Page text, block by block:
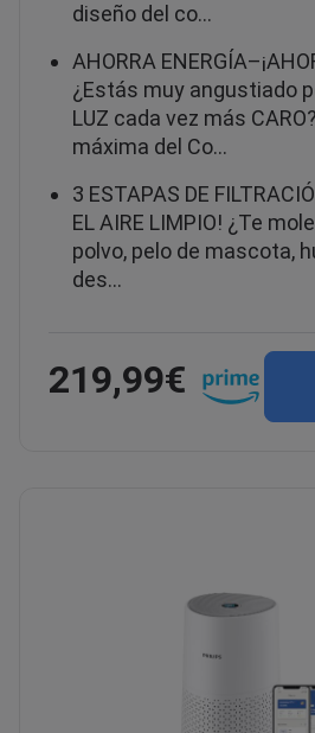
diseño del co…
AHORRA
¿Estás muy angustiado
LUZ cada vez más
máxima del Co…
3 ESTAPAS DE
EL AIRE LIMPIO! ¿Te
polvo, pelo de mascota,
des…
219,99€